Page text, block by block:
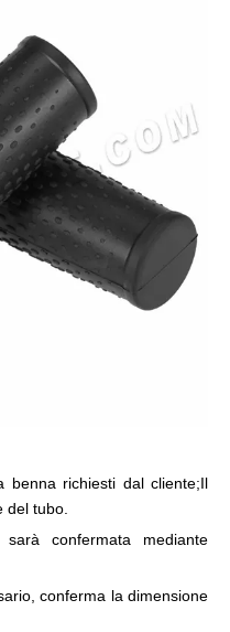
benna richiesti dal cliente;Il
del tubo.
confermata mediante
conferma la dimensione